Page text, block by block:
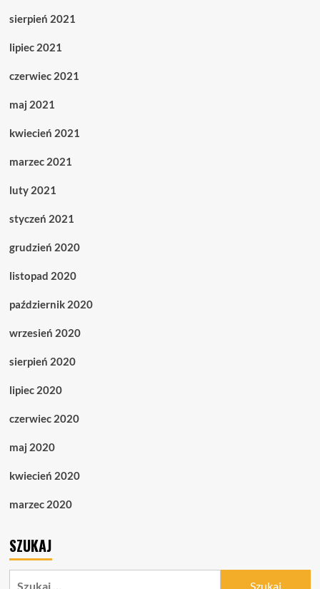
sierpień 2021
lipiec 2021
czerwiec 2021
maj 2021
kwiecień 2021
marzec 2021
luty 2021
styczeń 2021
grudzień 2020
listopad 2020
październik 2020
wrzesień 2020
sierpień 2020
lipiec 2020
czerwiec 2020
maj 2020
kwiecień 2020
marzec 2020
SZUKAJ